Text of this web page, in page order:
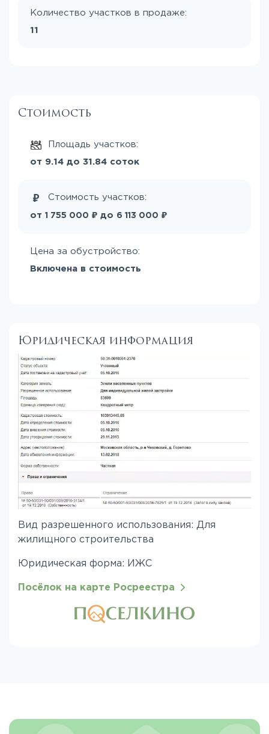
Количество участков в продаже:
11
Стоимость
Площадь участков:
от 9.14 до 31.84 соток
Стоимость участков:
от 1 755 000 ₽ до 6 113 000 ₽
Цена за обустройство:
Включена в стоимость
Юридическая информация
Вид разрешенного использования: Для
жилищного строительства
Юридическая форма: ИЖС
Посёлок на карте Росреестра